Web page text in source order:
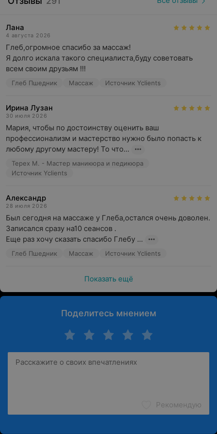
Прокрашивание межресничного пространства
Массаж тела (нелечебный)
Депиляция для женщин и мужчин
Косметические процедуры
Перманентный макияж бровей, губ и межреснички
Атмосфера
Дружелюбные и улыбчивые администраторы рады
приветствовать каждого клиента и прилагают усилия
для того, чтобы пребывание в салоне красоты было
может угоститься чаем или кофе.
Салон красоты «Тезоро»: красота — это искусство.
Лана
4 августа 2026
Глеб,огромное спасибо за массаж!
Я долго искала такого специалиста,буду советовать
всем своим друзьям !!!
Глеб Пшедник Массаж Источник Yclients
Ирина Лузан
30 июля 2026
Мария, чтобы по достоинству оценить ваш
профессионализм и мастерство нужно было попасть к
любому другому мастеру! То что...
Терех М. - Мастер маникюра и педикюра
Источник Yclients
Александр
28 июля 2026
Был сегодня на массаже у Глеба,остался очень доволен.
Записался сразу на10 сеансов .
Еще раз хочу сказать спасибо Глебу ...
Глеб Пшедник Массаж Источник Yclients
Показать ещё
Поделитесь мнением
Рекомендую